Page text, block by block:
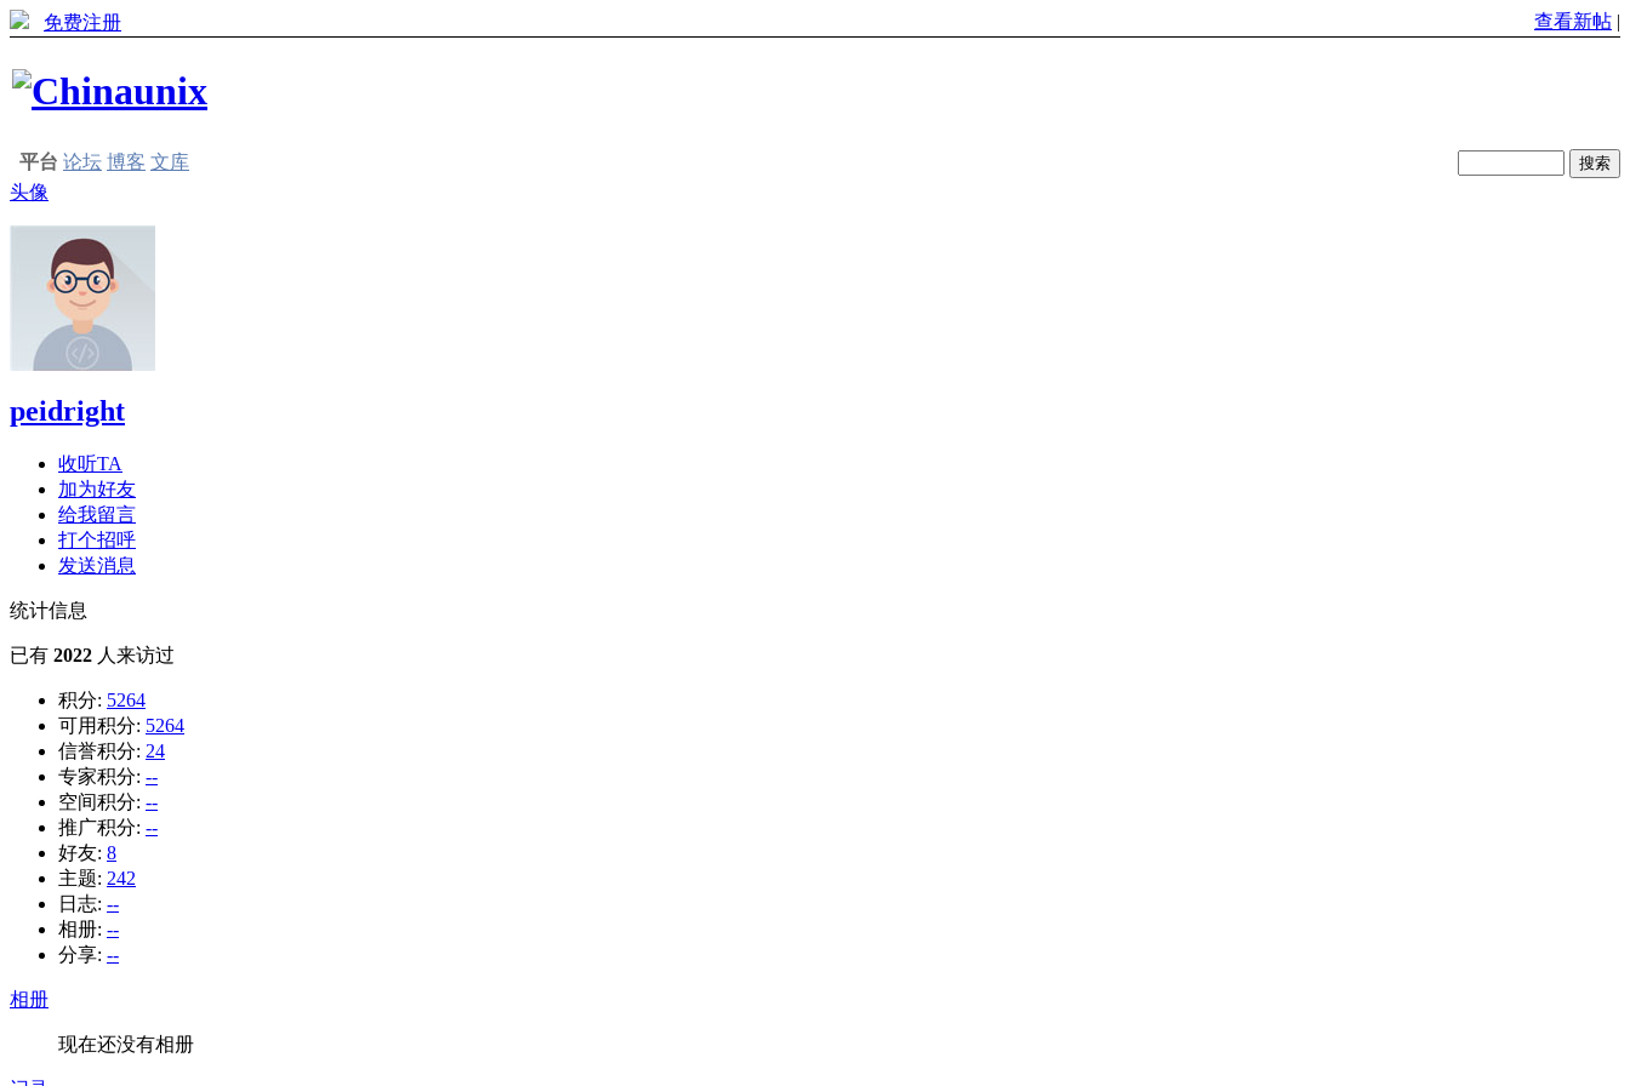
免费注册 查看新帖 |
平台 论坛 博客 文库
头像
peidright
收听TA
加为好友
给我留言
打个招呼
发送消息
统计信息
已有 2022 人来访过
积分: 5264
可用积分: 5264
信誉积分: 24
专家积分: --
空间积分: --
推广积分: --
好友: 8
主题: 242
日志: --
相册: --
分享: --
相册
现在还没有相册